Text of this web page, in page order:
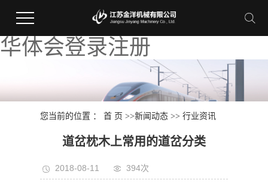
华体会登录注册
您当前的位置 ：首 页 >>新闻动态 >>行业资讯
道岔枕木上常用的道岔分类
2018-08-11 394次